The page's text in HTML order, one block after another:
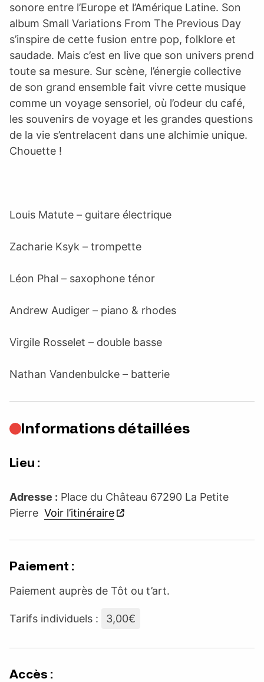
sonore entre l’Europe et l’Amérique Latine. Son
album Small Variations From The Previous Day
s’inspire de cette fusion entre pop, folklore et
saudade. Mais c’est en live que son univers prend
toute sa mesure. Sur scène, l’énergie collective
de son grand ensemble fait vivre cette musique
comme un voyage sensoriel, où l’odeur du café,
les souvenirs de voyage et les grandes questions
de la vie s’entrelacent dans une alchimie unique.
Chouette !
Louis Matute – guitare électrique
Zacharie Ksyk – trompette
Léon Phal – saxophone ténor
Andrew Audiger – piano & rhodes
Virgile Rosselet – double basse
Nathan Vandenbulcke – batterie
Informations détaillées
Lieu :
Adresse : Place du Château 67290 La Petite
Pierre Voir l’itinéraire
Paiement :
Paiement auprès de Tôt ou t’art.
Tarifs individuels : 3,00€
Accès :